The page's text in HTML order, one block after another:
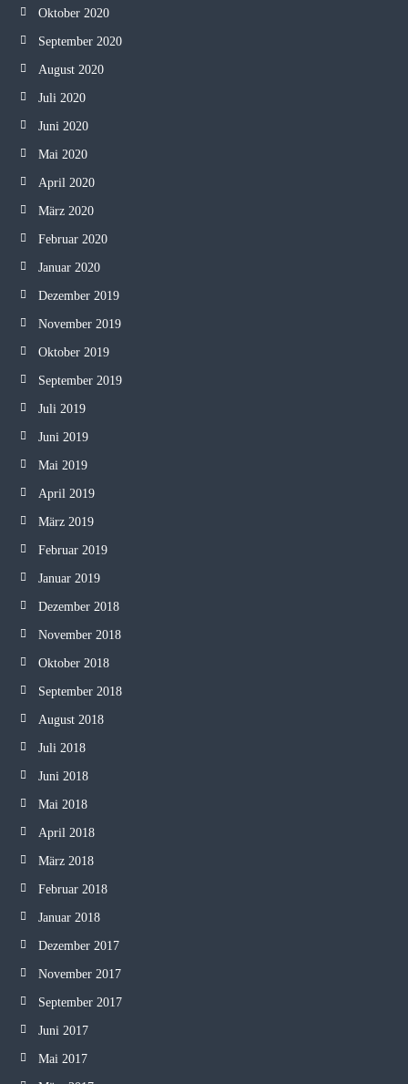
Oktober 2020
September 2020
August 2020
Juli 2020
Juni 2020
Mai 2020
April 2020
März 2020
Februar 2020
Januar 2020
Dezember 2019
November 2019
Oktober 2019
September 2019
Juli 2019
Juni 2019
Mai 2019
April 2019
März 2019
Februar 2019
Januar 2019
Dezember 2018
November 2018
Oktober 2018
September 2018
August 2018
Juli 2018
Juni 2018
Mai 2018
April 2018
März 2018
Februar 2018
Januar 2018
Dezember 2017
November 2017
September 2017
Juni 2017
Mai 2017